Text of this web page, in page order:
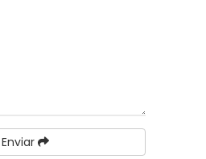
Enviar